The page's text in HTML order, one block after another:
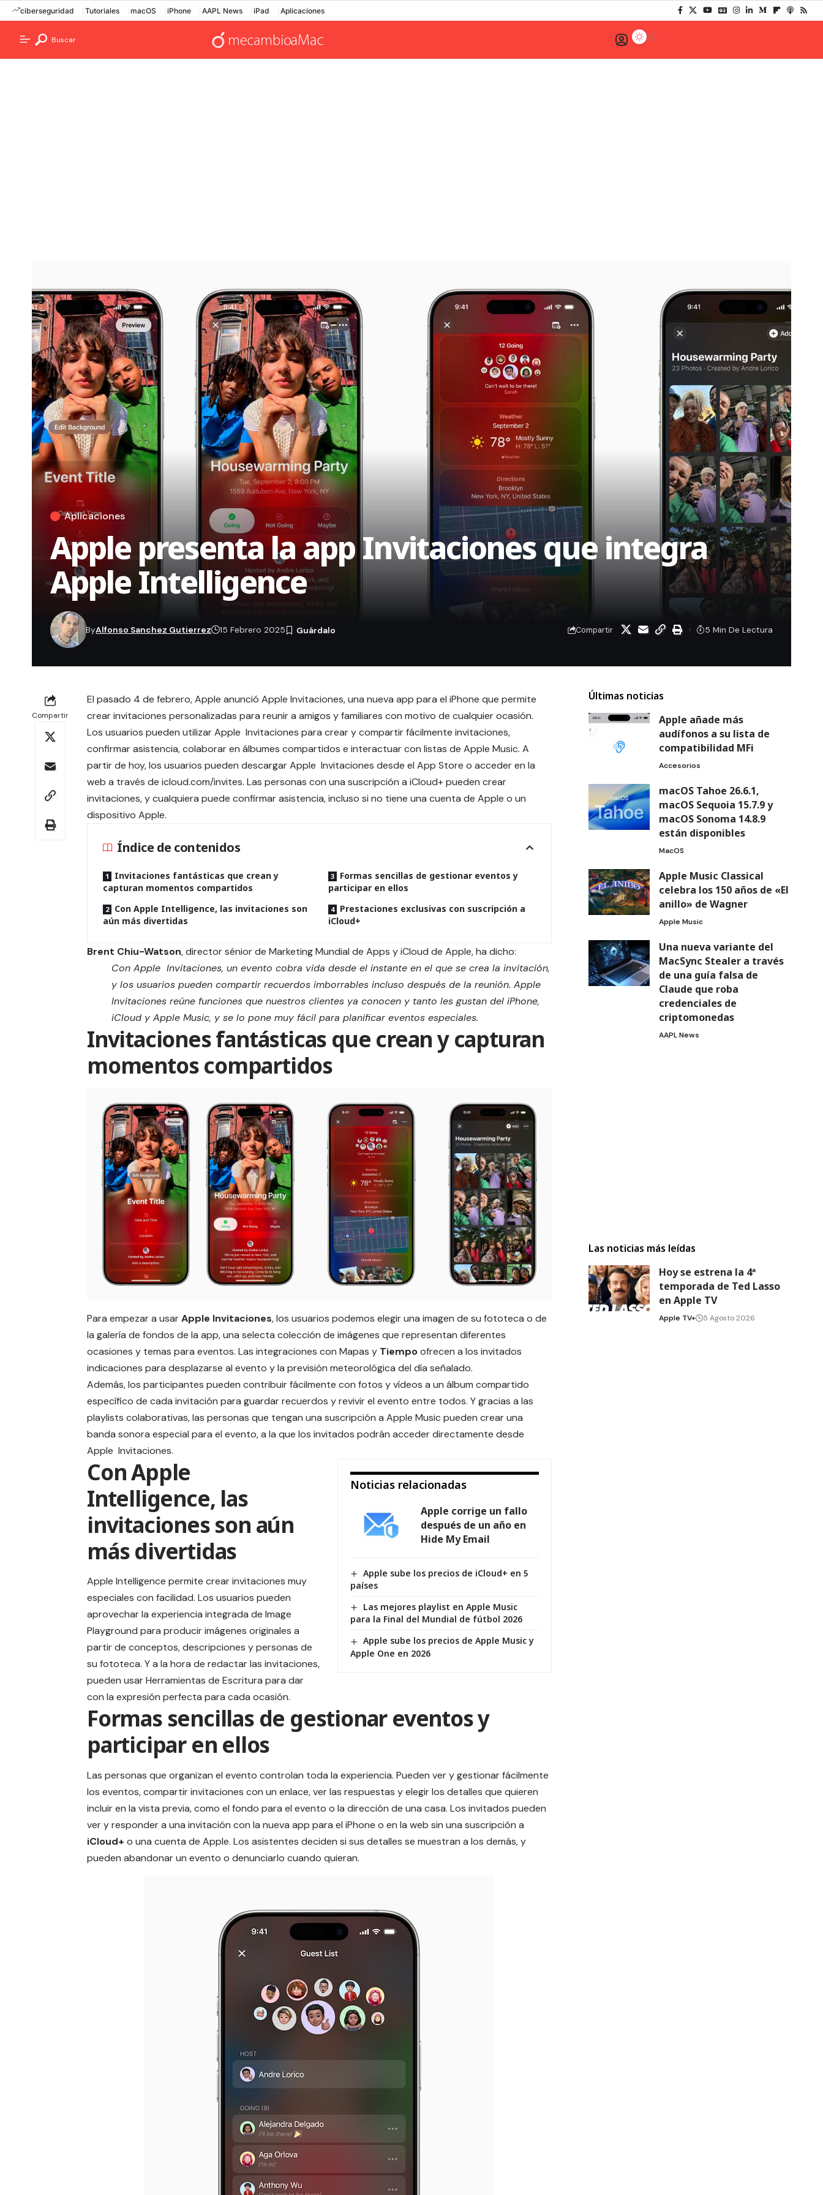
ciberseguridad Tutoriales macOS iPhone AAPL News iPad Aplicaciones
Buscar
Aplicaciones
Apple presenta la app Invitaciones que integra
Apple Intelligence
ByAlfonso Sanchez Gutierrez 15 Febrero 2025 Compartir 5 Min De Lectura
Compartir
El pasado 4 de febrero, Apple anunció Apple Invitaciones, una nueva app para el iPhone que permite
crear invitaciones personalizadas para reunir a amigos y familiares con motivo de cualquier ocasión.
Los usuarios pueden utilizar Apple Invitaciones para crear y compartir fácilmente invitaciones,
confirmar asistencia, colaborar en álbumes compartidos e interactuar con listas de Apple Music. A
partir de hoy, los usuarios pueden descargar Apple Invitaciones desde el App Store o acceder en la
web a través de icloud.com/invites. Las personas con una suscripción a iCloud+ pueden crear
invitaciones, y cualquiera puede confirmar asistencia, incluso si no tiene una cuenta de Apple o un
dispositivo Apple.
Índice de contenidos
Invitaciones fantásticas que crean y
capturan momentos compartidos
Con Apple Intelligence, las invitaciones son
aún más divertidas
Formas sencillas de gestionar eventos y
participar en ellos
Prestaciones exclusivas con suscripción a
iCloud+
Brent Chiu-Watson, director sénior de Marketing Mundial de Apps y iCloud de Apple, ha dicho:
Con Apple Invitaciones, un evento cobra vida desde el instante en el que se crea la invitación,
y los usuarios pueden compartir recuerdos imborrables incluso después de la reunión. Apple
Invitaciones reúne funciones que nuestros clientes ya conocen y tanto les gustan del iPhone,
iCloud y Apple Music, y se lo pone muy fácil para planificar eventos especiales.
Invitaciones fantásticas que crean y capturan
momentos compartidos
Para empezar a usarApple Invitaciones, los usuarios podemos elegir una imagen de su fototeca o de
la galería de fondos de la app, una selecta colección de imágenes que representan diferentes
ocasiones y temas para eventos. Las integraciones con Mapas y Tiempoofrecen a los invitados
indicaciones para desplazarse al evento y la previsión meteorológica del día señalado.
Además, los participantes pueden contribuir fácilmente con fotos y vídeos a un álbum compartido
específico de cada invitación para guardar recuerdos y revivir el evento entre todos. Y gracias a las
playlists colaborativas, las personas que tengan una suscripción a Apple Musicpueden crear una
banda sonora especial para el evento, a la que los invitados podrán acceder directamente desde
Apple Invitaciones.
Noticias relacionadas
Apple corrige un fallo
después de un año en
Hide My Email
Apple sube los precios de iCloud+ en 5
países
Las mejores playlist en Apple Music
para la Final del Mundial de fútbol 2026
Apple sube los precios de Apple Music y
Apple One en 2026
Con Apple
Intelligence, las
invitaciones son aún
más divertidas
Apple Intelligence permite crear invitaciones muy
especiales con facilidad. Los usuarios pueden
aprovechar la experiencia integrada de Image
Playground para producir imágenes originales a
partir de conceptos, descripciones y personas de
su fototeca. Y a la hora de redactar las invitaciones,
pueden usarHerramientas de Escritura para dar
con la expresión perfecta para cada ocasión.
Formas sencillas de gestionar eventos y
participar en ellos
Las personas que organizan el evento controlan toda la experiencia. Pueden ver y gestionar fácilmente
los eventos, compartir invitaciones con un enlace, ver las respuestas y elegir los detalles que quieren
incluir en la vista previa, como el fondo para el evento o la dirección de una casa. Los invitados pueden
ver y responder a una invitación con la nueva app para el iPhone o en la web sin una suscripción a
iCloud+ o una cuenta de Apple. Los asistentes deciden si sus detalles se muestran a los demás, y
pueden abandonar un evento o denunciarlo cuando quieran.
Últimas noticias
Apple añade más
audífonos a su lista de
compatibilidad MFi
Accesorios
macOS Tahoe 26.6.1,
macOS Sequoia 15.7.9 y
macOS Sonoma 14.8.9
están disponibles
MacOS
Apple Music Classical
celebra los 150 años de «El
anillo» de Wagner
Apple Music
Una nueva variante del
MacSync Stealer a través
de una guía falsa de
Claude que roba
credenciales de
criptomonedas
AAPL News
Las noticias más leídas
Hoy se estrena la 4ª
temporada de Ted Lasso
en Apple TV
Apple TV+ 5 Agosto 2026